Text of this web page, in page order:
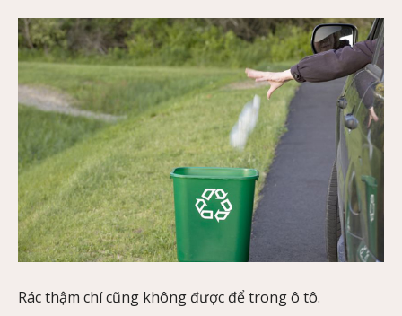
Rác thậm chí cũng không được để trong ô tô.